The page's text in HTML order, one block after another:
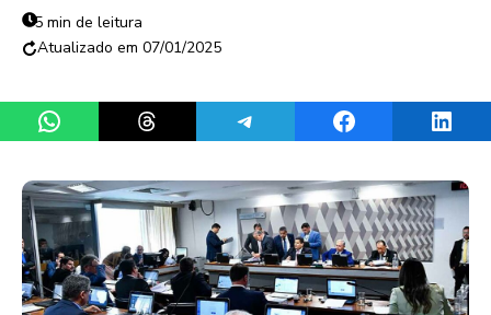
5 min de leitura
07/01/2025
Share on WhatsAppShare on ThreadsShare on TelegramShare on Facebook